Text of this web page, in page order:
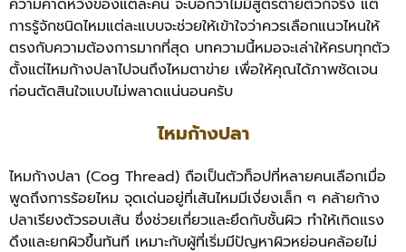
ความคาดหวังของแต่ละคน จะบอกว่าไม่มีสูตรตายตัวก็จริง แต่
การรู้จักชนิดไหมแต่ละแบบจะช่วยให้เข้าใจว่าควรเลือกแนวไหนให้
ตรงกับความต้องการมากที่สุด บทความนี้หมอจะเล่าให้ครบทุกตัว
ตั้งแต่ไหมก้างปลาไปจนถึงไหมตาข่าย เพื่อให้คุณได้ภาพชัดเจน
ก่อนตัดสินใจแบบไม่พลาดแน่นอนครับ
ไหมก้างปลา
ไหมก้างปลา (Cog Thread) ถือเป็นตัวท็อปที่หลายคนเลือกเมื่อ
พูดถึงการร้อยไหม จุดเด่นอยู่ที่เส้นไหมมีเงี่ยงเล็ก ๆ คล้ายก้าง
ปลาเรียงตัวรอบเส้น ซึ่งช่วยเกี่ยวและยึดกับชั้นผิว ทำให้เกิดแรง
ดึงและยกผิวขึ้นทันที เหมาะกับผู้ที่เริ่มมีปัญหาผิวหย่อนคล้อยไม่